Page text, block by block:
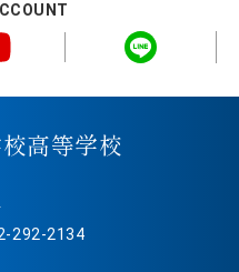
高等学校
292-2134